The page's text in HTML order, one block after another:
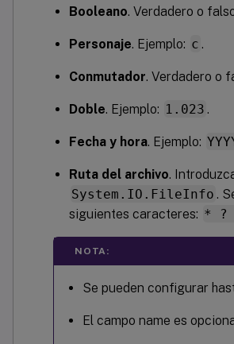
Booleano. Verdadero o
Personaje. Ejemplo: c .
Conmutador. Verdadero o
Doble. Ejemplo: 1.023 .
Fecha y hora. Ejemplo:
Ruta del archivo.
System.IO.FileInfo .
siguientes caracteres: * ?
NOTA:
Se pueden configurar
El campo name es